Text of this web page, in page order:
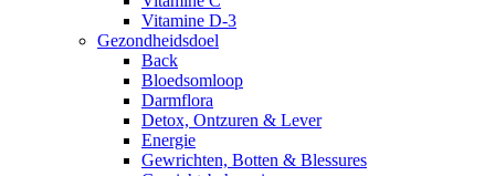
Vitamine D-3
Gezondheidsdoel
Back
Bloedsomloop
Darmflora
Detox, Ontzuren & Lever
Energie
Gewrichten, Botten & Blessures